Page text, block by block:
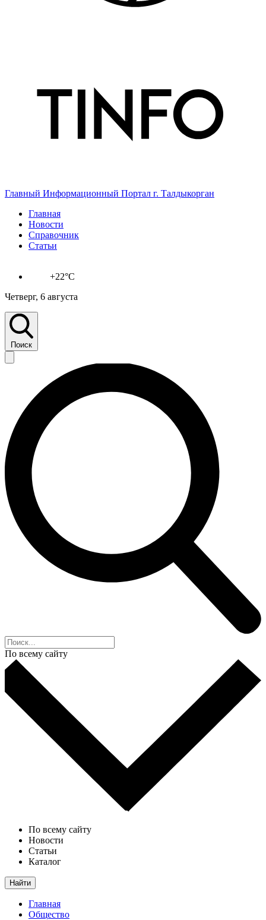
Главный Информационный Портал г. Талдыкорган
Главная
Новости
Справочник
Статьи
+22°C
Четверг, 6 августа
Поиск
По всему сайту
По всему сайту
Новости
Статьи
Каталог
Найти
Главная
Общество